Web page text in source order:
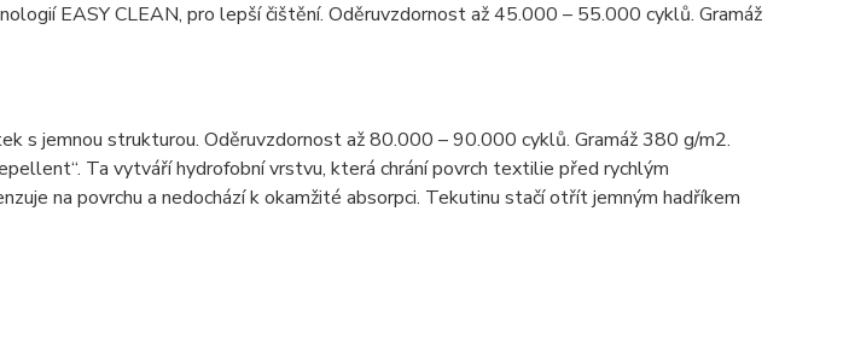
EASY CLEAN, pro lepší čištění. Oděruvzdornost až 45.000 – 55.000 cyklů. Gramáž
s jemnou strukturou. Oděruvzdornost až 80.000 – 90.000 cyklů. Gramáž 380 g/m2.
Ta vytváří hydrofobní vrstvu, která chrání povrch textilie před rychlým
na povrchu a nedochází k okamžité absorpci. Tekutinu stačí otřít jemným hadříkem